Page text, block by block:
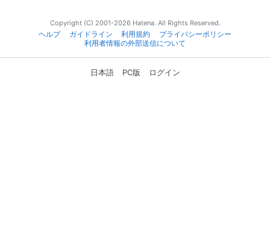
Copyright (C) 2001-2026 Hatena. All Rights Reserved.
ヘルプ
ガイドライン 利用規約
プライバシーポリシー
利用者情報の外部送信について
日本語 PC版 ログイン